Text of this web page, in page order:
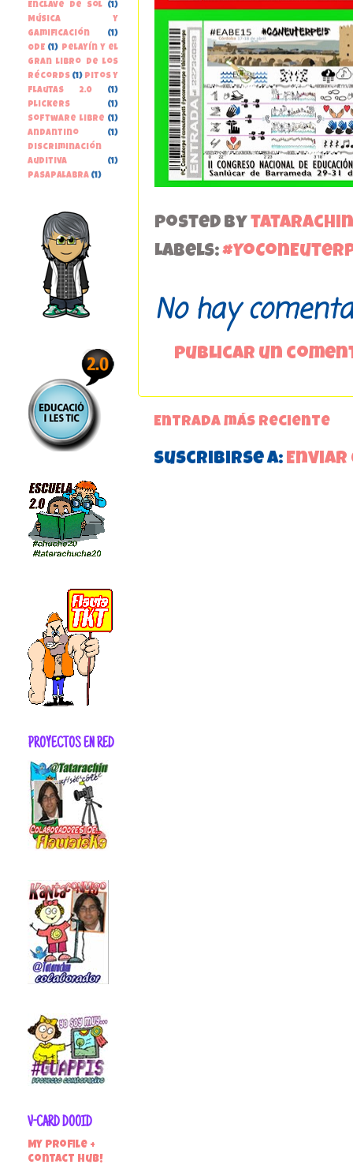
Posted by tatarachin
Labels:
No hay
Publicar un
Entrada más reciente
Suscribirse a: Enviar
Enclave de Sol
(1)
Música y
gamificación
(1)
ODE (1)
Pelayín y el
gran libro de los
récords (1) Pitos y
Flautas 2.0
(1)
Plickers
(1)
Software libre (1)
andantino
(1)
discriminación
auditiva
(1)
pasapalabra (1)
PROYECTOS EN RED
V-CARD DOOID
My profile +
contact hub!